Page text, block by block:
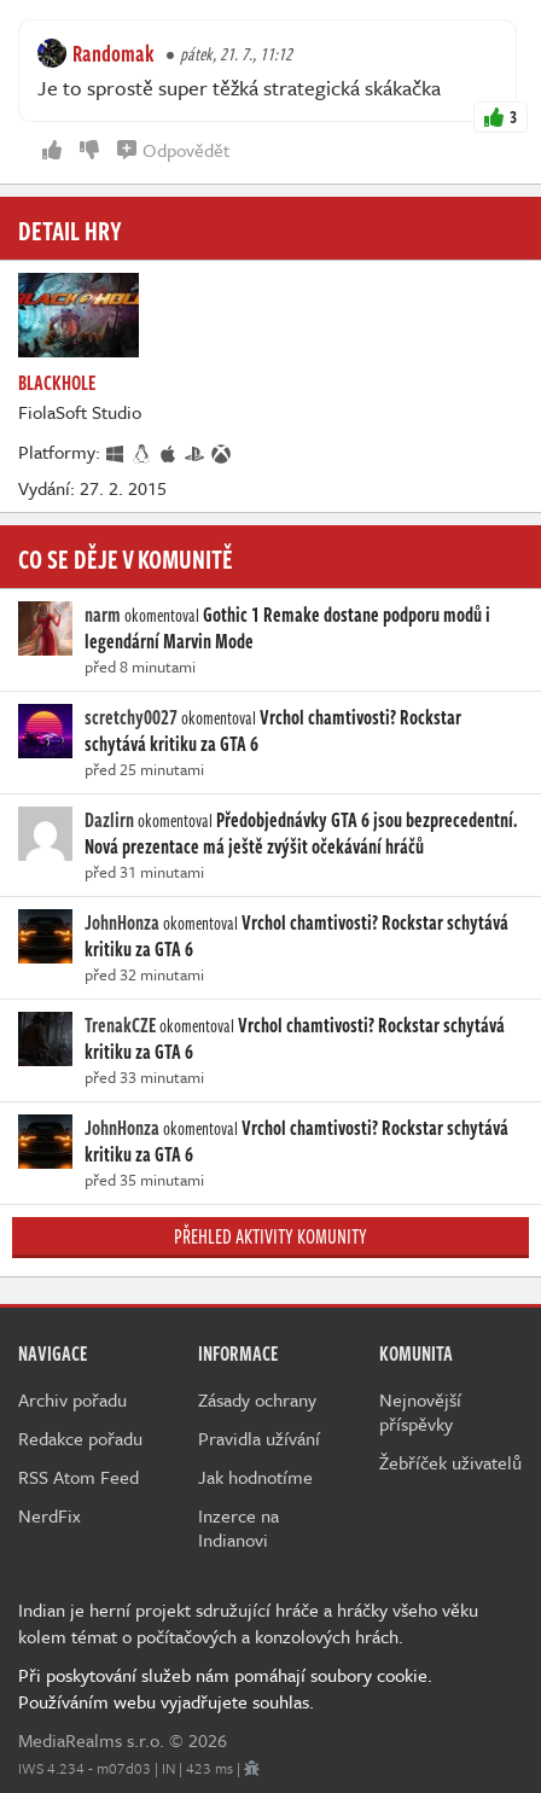
Randomak pátek, 21. 7., 11:12
Je to sprostě super těžká strategická skákačka
3
Odpovědět
DETAIL HRY
BLACKHOLE
FiolaSoft Studio
Platformy:
Vydání: 27. 2. 2015
CO SE DĚJE V KOMUNITĚ
narmokomentovalGothic 1 Remake dostane podporu modů i
legendární Marvin Mode
před 8 minutami
scretchy0027okomentovalVrchol chamtivosti? Rockstar
schytává kritiku za GTA 6
před 25 minutami
Dazlirnokomentoval Předobjednávky GTA 6 jsou bezprecedentní.
Nová prezentace má ještě zvýšit očekávání hráčů
před 31 minutami
JohnHonzaokomentovalVrchol chamtivosti? Rockstar schytává
kritiku za GTA 6
před 32 minutami
TrenakCZEokomentovalVrchol chamtivosti? Rockstar schytává
kritiku za GTA 6
před 33 minutami
JohnHonzaokomentovalVrchol chamtivosti? Rockstar schytává
kritiku za GTA 6
před 35 minutami
PŘEHLED AKTIVITY KOMUNITY
NAVIGACE
Archiv pořadu
Redakce pořadu
RSS Atom Feed
NerdFix
INFORMACE
Zásady ochrany
Pravidla užívání
Jak hodnotíme
Inzerce na
Indianovi
KOMUNITA
Nejnovější
příspěvky
Žebříček uživatelů
Indian je herní projekt sdružující hráče a hráčky všeho věku
kolem témat o počítačových a konzolových hrách.
Při poskytování služeb nám pomáhají soubory cookie.
Používáním webu vyjadřujete souhlas.
MediaRealms s.r.o. © 2026
IWS 4.234 - m07d03 | IN | 423 ms |